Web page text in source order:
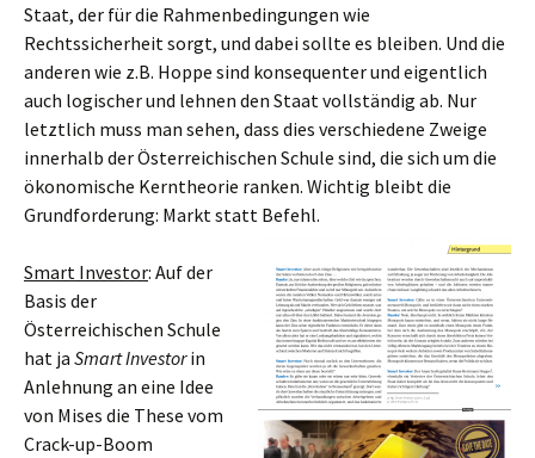
Staat, der für die Rahmenbedingungen wie
Rechtssicherheit sorgt, und dabei sollte es bleiben. Und die
anderen wie z.B. Hoppe sind konsequenter und eigentlich
auch logischer und lehnen den Staat vollständig ab. Nur
letztlich muss man sehen, dass dies verschiedene Zweige
innerhalb der Österreichischen Schule sind, die sich um die
ökonomische Kerntheorie ranken. Wichtig bleibt die
Grundforderung: Markt statt Befehl.
Smart Investor: Auf der
Basis der
Österreichischen Schule
hat ja Smart Investorin
Anlehnung an eine Idee
von Mises die These vom
Crack-up-Boom